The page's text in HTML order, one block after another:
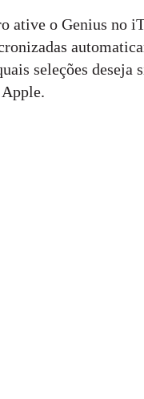
ative o Genius no
seleções